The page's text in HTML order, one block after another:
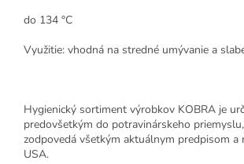
do 134 °C
Využitie: vhodná na stredné umývanie a
Hygienický sortiment výrobkov KOBRA je
predovšetkým do potravinárskeho
zodpovedá všetkým aktuálnym predpisom a
USA.